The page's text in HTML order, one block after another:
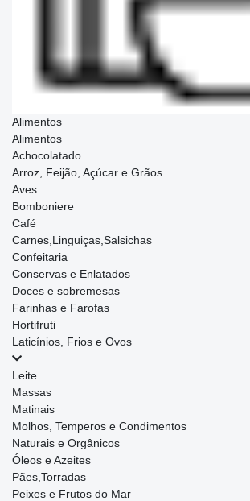
Alimentos
Alimentos
Achocolatado
Arroz, Feijão, Açúcar e Grãos
Aves
Bomboniere
Café
Carnes,Linguiças,Salsichas
Confeitaria
Conservas e Enlatados
Doces e sobremesas
Farinhas e Farofas
Hortifruti
Laticínios, Frios e Ovos
Leite
Massas
Matinais
Molhos, Temperos e Condimentos
Naturais e Orgânicos
Óleos e Azeites
Pães,Torradas
Peixes e Frutos do Mar